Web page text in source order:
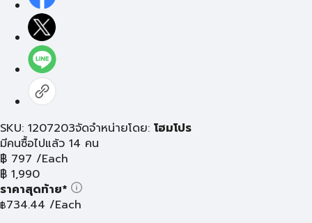
SKU: 1207203จัดจำหน่ายโดย: โฮมโปร
มีคนซื้อไปแล้ว 14 คน
฿ 797 /Each
฿ 1,990
ราคาสุดท้าย*
฿734.44 /Each